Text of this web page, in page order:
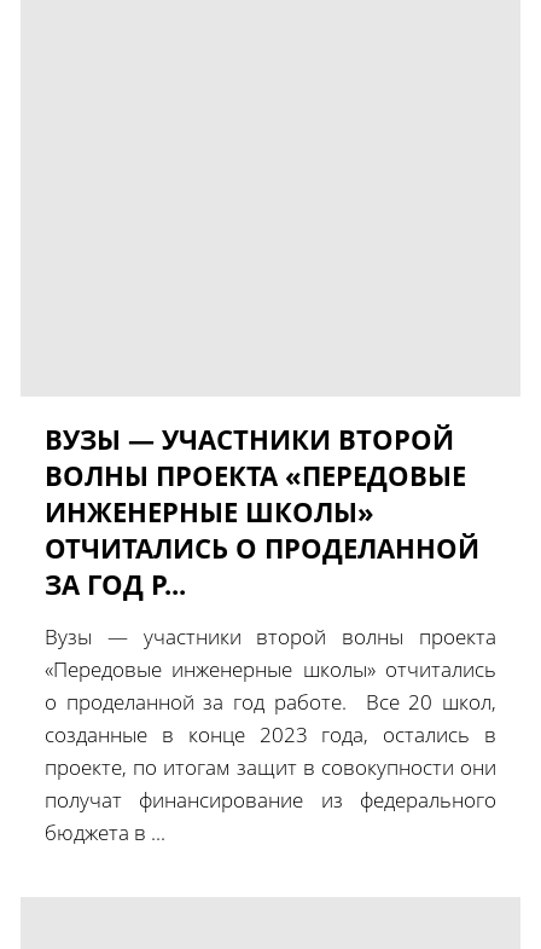
ВУЗЫ — УЧАСТНИКИ ВТОРОЙ
ВОЛНЫ ПРОЕКТА «ПЕРЕДОВЫЕ
ИНЖЕНЕРНЫЕ ШКОЛЫ»
ОТЧИТАЛИСЬ О ПРОДЕЛАННОЙ
ЗА ГОД Р...
Вузы — участники второй волны проекта
«Передовые инженерные школы» отчитались
о проделанной за год работе. Все 20 школ,
созданные в конце 2023 года, остались в
проекте, по итогам защит в совокупности они
получат финансирование из федерального
бюджета в ...